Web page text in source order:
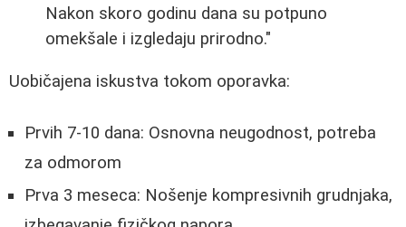
Nakon skoro godinu dana su potpuno
omekšale i izgledaju prirodno."
Uobičajena iskustva tokom oporavka:
Prvih 7-10 dana: Osnovna neugodnost, potreba
za odmorom
Prva 3 meseca: Nošenje kompresivnih grudnjaka,